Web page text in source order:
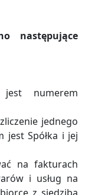
następujące
numerem
jednego
jest Spółka i jej
na fakturach
i usług na